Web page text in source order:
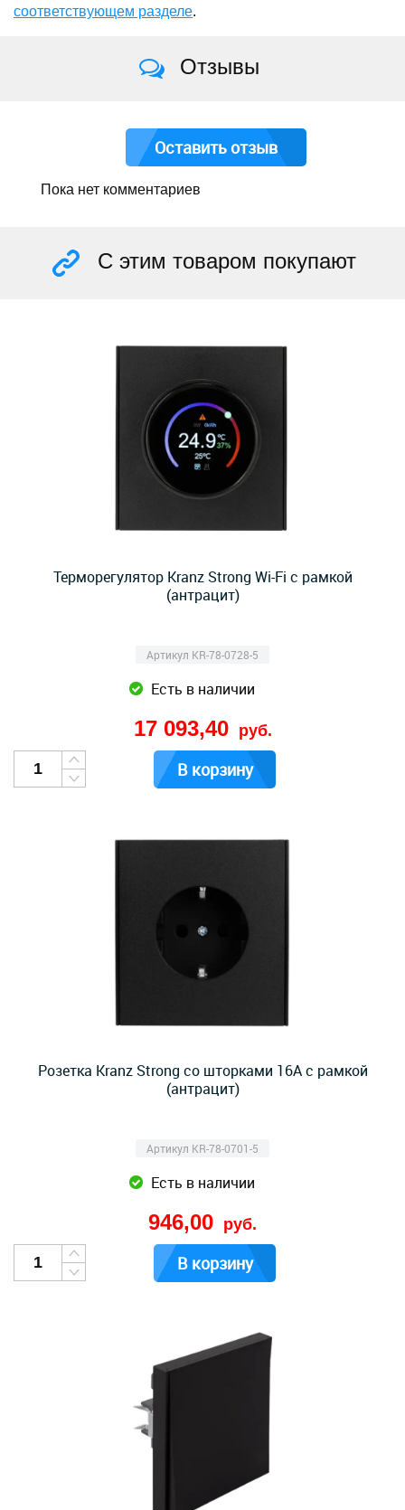
соответствующем разделе.
Отзывы
Оставить отзыв
Пока нет комментариев
С этим товаром покупают
Терморегулятор Kranz Strong Wi-Fi с рамкой
(антрацит)
Артикул KR-78-0728-5
Есть в наличии
17 093,40 руб.
В корзину
Розетка Kranz Strong со шторками 16А с рамкой
(антрацит)
Артикул KR-78-0701-5
Есть в наличии
946,00 руб.
В корзину